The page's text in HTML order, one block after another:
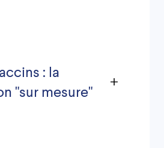
: la
"sur mesure"